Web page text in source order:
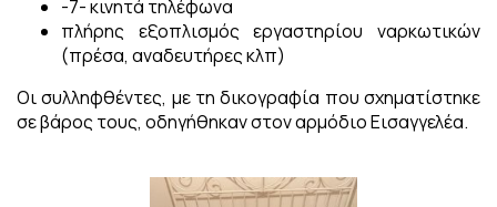
-7- κινητά τηλέφωνα
πλήρης εξοπλισμός εργαστηρίου ναρκωτικών
(πρέσα, αναδευτήρες κλπ)
Οι συλληφθέντες, με τη δικογραφία που σχηματίστηκε
σε βάρος τους, οδηγήθηκαν στον αρμόδιο Εισαγγελέα.